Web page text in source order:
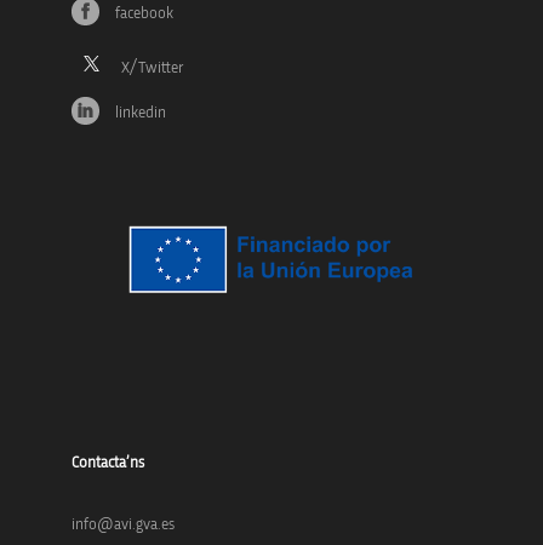
facebook
linkedin
Contacta’ns
info@avi.gva.es